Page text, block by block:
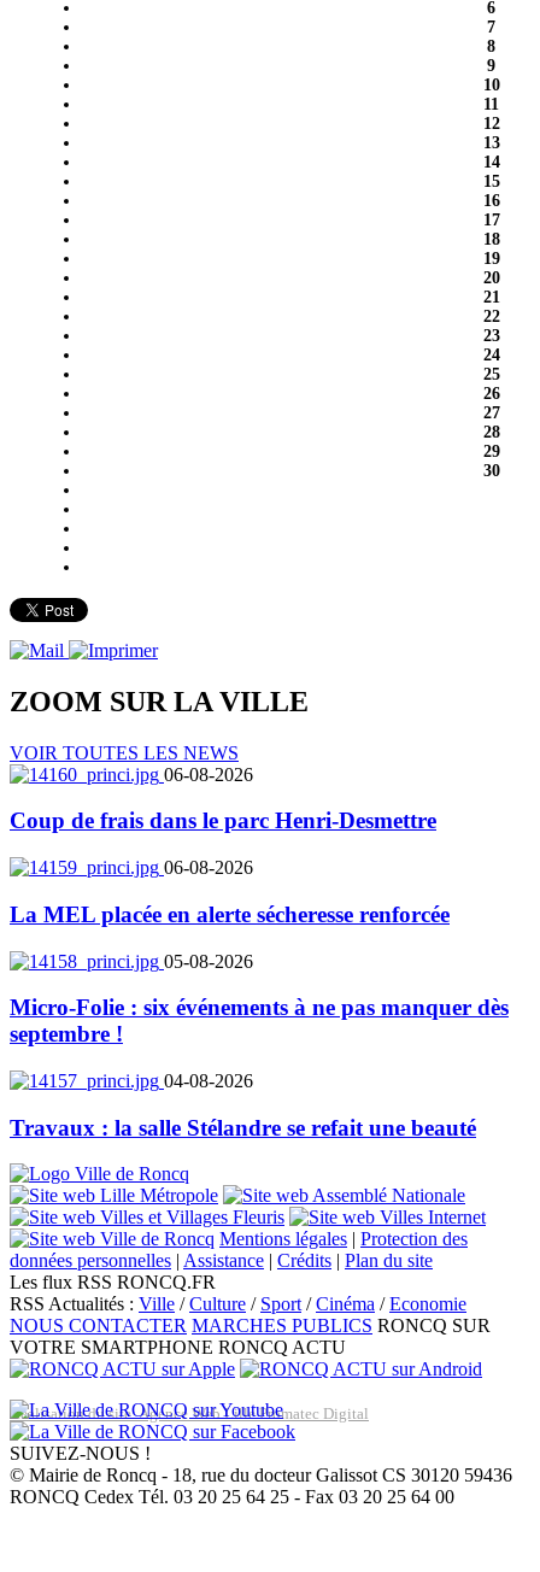
6
7
8
9
10
11
12
13
14
15
16
17
18
19
20
21
22
23
24
25
26
27
28
29
30
ZOOM SUR LA VILLE
VOIR TOUTES LES NEWS
06-08-2026
Coup de frais dans le parc Henri-Desmettre
06-08-2026
La MEL placée en alerte sécheresse renforcée
05-08-2026
Micro-Folie : six événements à ne pas manquer dès
septembre !
04-08-2026
Travaux : la salle Stélandre se refait une beauté
Mentions légales | Protection des
données personnelles | Assistance | Crédits | Plan du site
Les flux RSS RONCQ.FR
RSS Actualités : Ville /Culture / Sport/Cinéma /Economie
NOUS CONTACTER MARCHES PUBLICS RONCQ SUR
VOTRE SMARTPHONE RONCQ ACTU
Réalisation du site: Agence Web Lille Promatec Digital
SUIVEZ-NOUS !
© Mairie de Roncq - 18, rue du docteur Galissot CS 30120 59436
RONCQ Cedex Tél. 03 20 25 64 25 - Fax 03 20 25 64 00